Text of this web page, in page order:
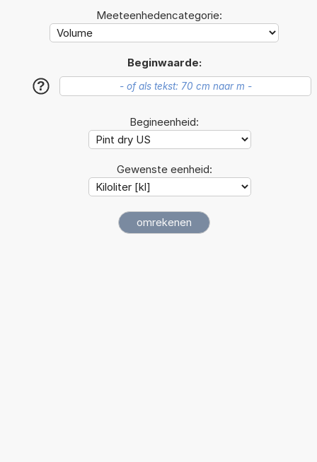
Meeteenhedencategorie:
Beginwaarde:
?
Begineenheid:
Gewenste eenheid: